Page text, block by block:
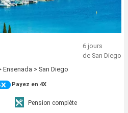
6 jours
de San Diego
Ensenada > San Diego
Payez en 4X
Pension complète